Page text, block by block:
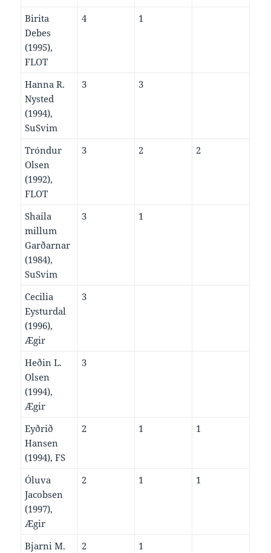
Birita
Debes
(1995),
FLOT
4 1
Hanna R.
Nysted
(1994),
SuSvim
3 3
Tróndur
Olsen
(1992),
FLOT
3 2 2
Shaila
millum
Garðarnar
(1984),
SuSvim
3 1
Cecilia
Eysturdal
(1996),
Ægir
3
Heðin L.
Olsen
(1994),
Ægir
3
Eyðrið
Hansen
(1994), FS
2 1 1
Óluva
Jacobsen
(1997),
Ægir
2 1 1
Bjarni M.
2 1